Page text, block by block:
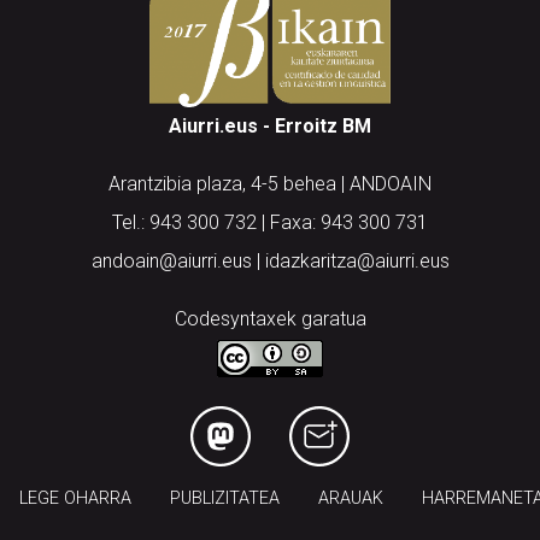
Aiurri.eus - Erroitz BM
Arantzibia plaza, 4-5 behea | ANDOAIN
Tel.: 943 300 732 | Faxa: 943 300 731
andoain@aiurri.eus | idazkaritza@aiurri.eus
Codesyntaxek garatua
LEGE OHARRA PUBLIZITATEA ARAUAK